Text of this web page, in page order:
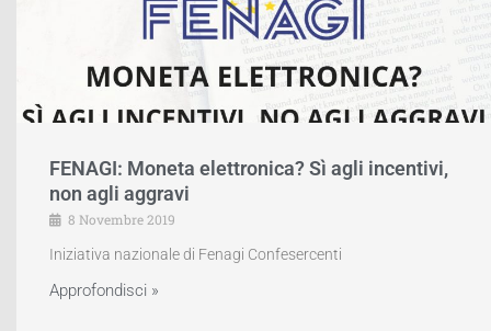
FENAGI: Moneta elettronica? Sì agli incentivi,
non agli aggravi
8 Novembre 2019
Iniziativa nazionale di Fenagi Confesercenti
Approfondisci »